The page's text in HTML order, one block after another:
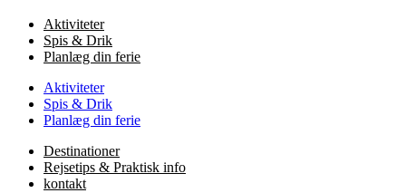
Aktiviteter
Spis & Drik
Planlæg din ferie
Aktiviteter
Spis & Drik
Planlæg din ferie
Destinationer
Rejsetips & Praktisk info
kontakt